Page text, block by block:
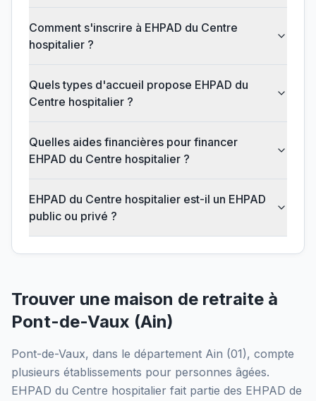
Comment s'inscrire à EHPAD du Centre
hospitalier ?
Quels types d'accueil propose EHPAD du
Centre hospitalier ?
Quelles aides financières pour financer
EHPAD du Centre hospitalier ?
EHPAD du Centre hospitalier est-il un EHPAD
public ou privé ?
Trouver une maison de retraite à
Pont-de-Vaux (Ain)
Pont-de-Vaux, dans le département Ain (01), compte
plusieurs établissements pour personnes âgées.
EHPAD du Centre hospitalier fait partie des EHPAD de